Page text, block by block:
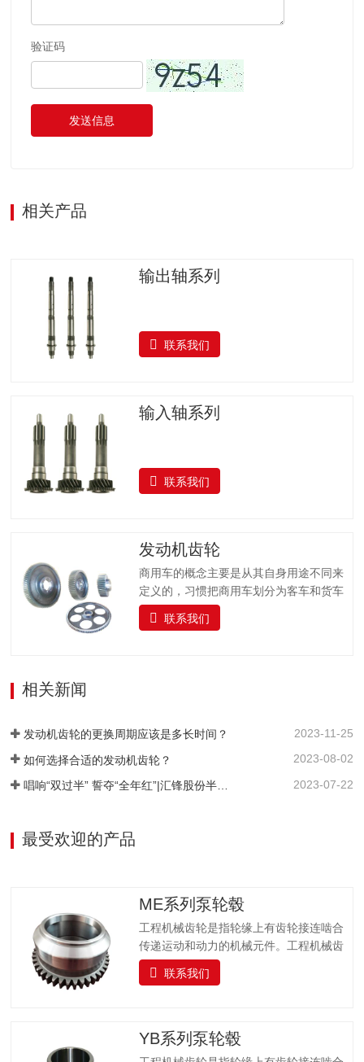
验证码
发送信息
相关产品
输出轴系列
联系我们
输入轴系列
联系我们
发动机齿轮
商用车的概念主要是从其自身用途不同来
定义的，习惯把商用车划分为客车和货车
两大类。汽车的实际使用情况非常复杂，
如起步、怠速停车、低速等，这就要求汽
动系统中设置了变速器。 变速器是汽车传
动系统的主要组成之一，是用来改变来自
发动机的转速和转矩的机构，它能固定或
分档改变输出轴和输入轴传动比，又称变
联系我们
相关新闻
发动机齿轮的更换周期应该是多长时间？ 2023-11-25
如何选择合适的发动机齿轮？ 2023-08-02
2023-07-22
最受欢迎的产品
ME系列泵轮毂
工程机械齿轮是指轮缘上有齿轮接连啮合
传递运动和动力的机械元件。工程机械齿
轮在传动中的应用很早就呈现了，跟着生
产的发展，工程机械齿轮工作的平稳性受
求尺度小、重量轻、寿命长和经济牢靠。
联系我们
YB系列泵轮毂